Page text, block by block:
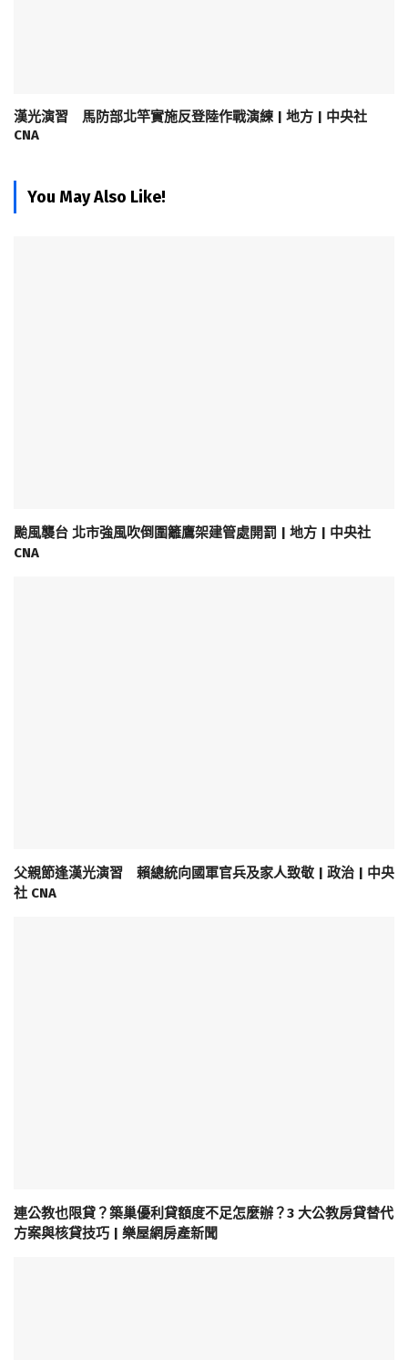
漢光演習 馬防部北竿實施反登陸作戰演練 | 地方 | 中央社
CNA
You May Also Like!
颱風襲台 北市強風吹倒圍籬鷹架建管處開罰 | 地方 | 中央社
CNA
父親節逢漢光演習 賴總統向國軍官兵及家人致敬 | 政治 | 中央
社 CNA
連公教也限貸？築巢優利貸額度不足怎麼辦？3 大公教房貸替代
方案與核貸技巧 | 樂屋網房產新聞